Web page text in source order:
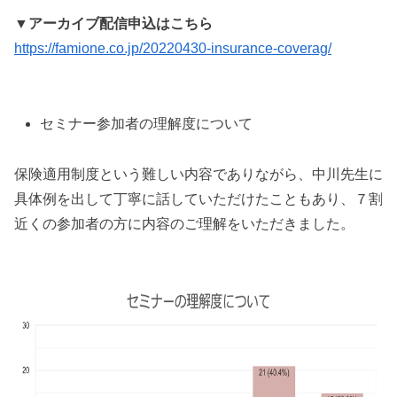
▼アーカイブ配信申込はこちら
https://famione.co.jp/20220430-insurance-coverag/
セミナー参加者の理解度について
保険適用制度という難しい内容でありながら、中川先生に
具体例を出して丁寧に話していただけたこともあり、７割
近くの参加者の方に内容のご理解をいただきました。